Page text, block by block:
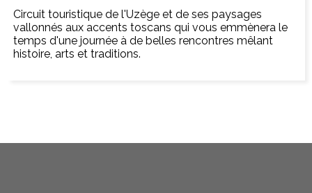
Circuit touristique de l'Uzège et de ses paysages
vallonnés aux accents toscans qui vous emmènera le
temps d'une journée à de belles rencontres mêlant
histoire, arts et traditions.